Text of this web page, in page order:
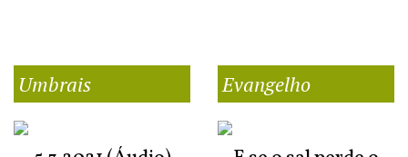
Umbrais Evangelho